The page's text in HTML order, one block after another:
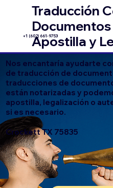
Traducción
Documentos
Apostilla y
+1 (602) 661-9753
Nos encantaría ayudarte
de traducción de
traducciones de
están notarizadas y
apostilla, legalización o
si es necesario.
Crockett TX 75835